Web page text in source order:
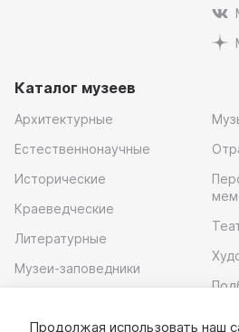
Каталог музеев
Архитектурные
Естественнонаучные
Исторические
Краеведческие
Литературные
Музеи-заповедники
Продолжая использовать наш